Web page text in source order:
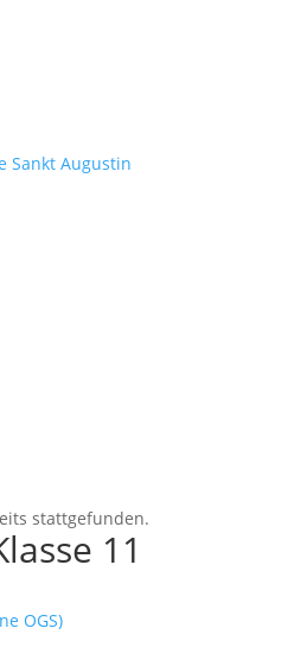
stattgefunden.
11
OGS)